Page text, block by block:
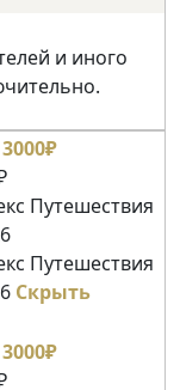
и иного
Путешествия
Путешествия
Скрыть